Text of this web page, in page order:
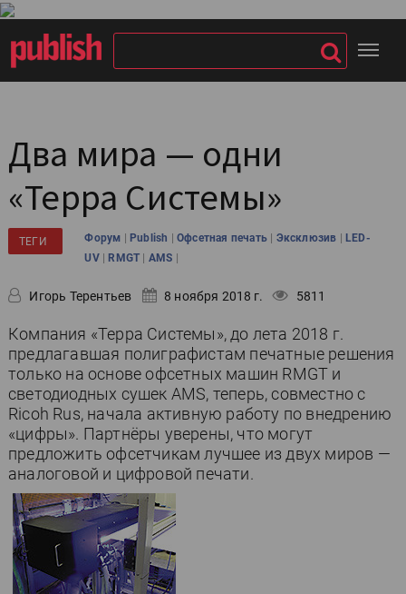
Два мира — одни
«Терра Системы»
ТЕГИ Форум | Publish |Офсетная печать | Эксклюзив |LED-
UV |RMGT | AMS |
Игорь Терентьев 8 ноября 2018 г. 5811
Компания «Терра Системы», до лета 2018 г.
предлагавшая полиграфистам печатные решения
только на основе офсетных машин RMGT и
светодиодных сушек AMS, теперь, совместно с
Ricoh Rus, начала активную работу по внедрению
«цифры». Партнёры уверены, что могут
предложить офсетчикам лучшее из двух миров —
аналоговой и цифровой печати.